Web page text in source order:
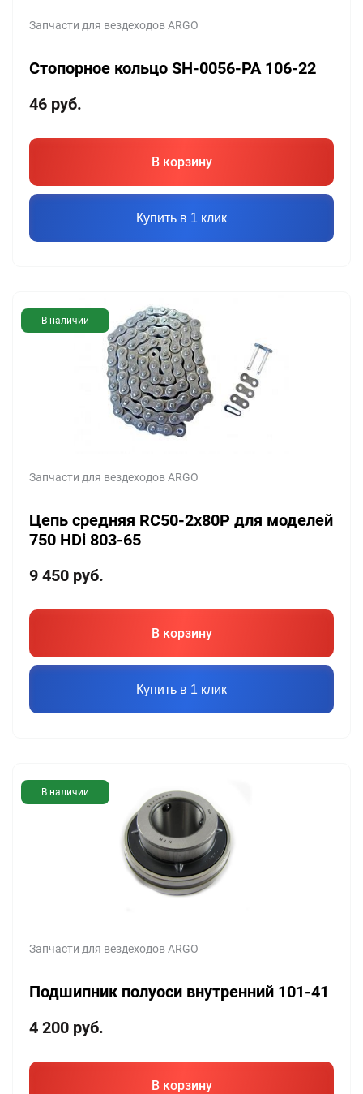
Запчасти для вездеходов ARGO
Стопорное кольцо SH-0056-PA 106-22
46 руб.
В корзину
Купить в 1 клик
В наличии
Запчасти для вездеходов ARGO
Цепь средняя RC50-2x80P для моделей
750 HDi 803-65
9 450 руб.
В корзину
Купить в 1 клик
В наличии
Запчасти для вездеходов ARGO
Подшипник полуоси внутренний 101-41
4 200 руб.
В корзину